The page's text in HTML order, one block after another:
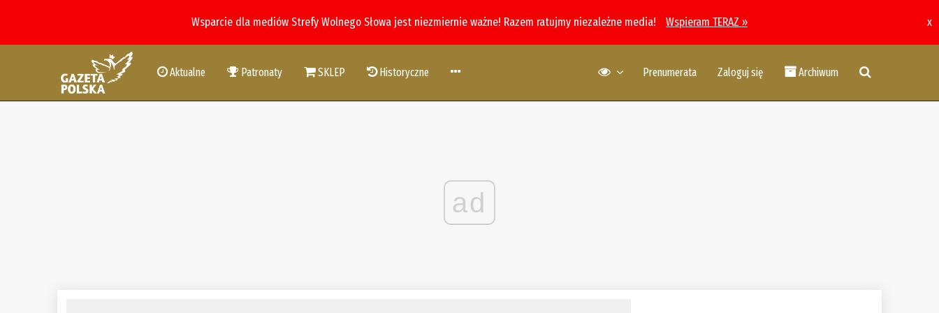
Wsparcie dla mediów Strefy Wolnego Słowa jest niezmiernie ważne! Razem ratujmy niezależne media! Wspieram TERAZ » x
Aktualne Patronaty SKLEP Historyczne Prenumerata Zaloguj się Archiwum
ad